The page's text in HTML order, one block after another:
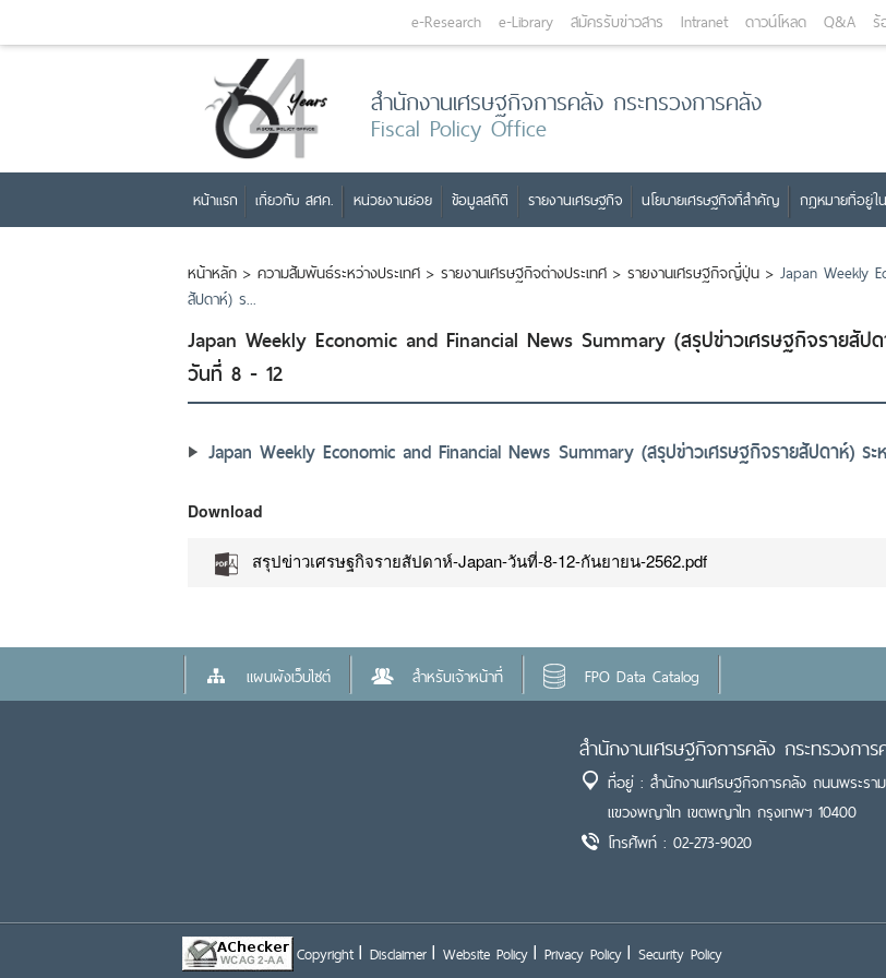
e-Research e-Library สมัครรับข่าวสาร Intranet ดาวน์โหลด Q&A ร้
สำนักงานเศรษฐกิจการคลัง กระทรวงการคลัง
Fiscal Policy Office
หน้าแรก เกี่ยวกับ สศค. หน่วยงานย่อย ข้อมูลสถิติ รายงานเศรษฐกิจ นโยบายเศรษฐกิจที่สำคัญ กฎหมายที่อยู่ใ
หน้าหลัก > ความสัมพันธ์ระหว่างประเทศ > รายงานเศรษฐกิจต่างประเทศ > รายงานเศรษฐกิจญี่ปุ่น > Japan Weekly
สัปดาห์) ร...
Japan Weekly Economic and Financial News Summary (สรุปข่าวเศรษฐกิจรายสัป
วันที่ 8 - 12
Japan Weekly Economic and Financial News Summary (สรุปข่าวเศรษฐกิจรายสัปดาห์) ร
Download
สรุปข่าวเศรษฐกิจรายสัปดาห์-Japan-วันที่-8-12-กันยายน-2562.pdf
แผนผังเว็บไซต์ สำหรับเจ้าหน้าที่ FPO Data Catalog
สำนักงานเศรษฐกิจการคลัง กระทรวงการ
ที่อยู่ : สำนักงานเศรษฐกิจการคลัง ถนนพระร
แขวงพญาไท เขตพญาไท กรุงเทพฯ 10400
โทรศัพท์ : 02-273-9020
Copyright Disclaimer Website Policy Privacy Policy Security Policy